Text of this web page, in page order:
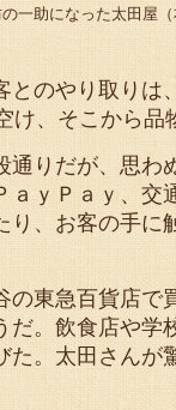
一助になった太田屋
のやり取りは
け、そこから
りだが、思わ
ａｙＰａｙ、
り、お客の手
東急百貨店で
だ。飲食店や
た。太田さん